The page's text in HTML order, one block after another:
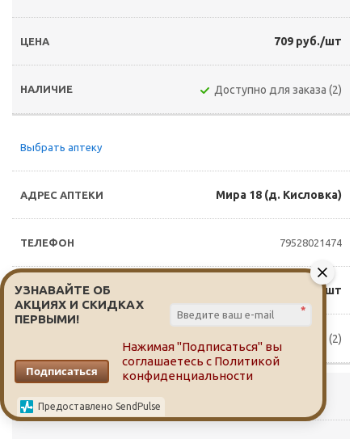
709 руб./шт
Доступно для заказа (2)
Выбрать аптеку
Мира 18 (д. Кисловка)
79528021474
675 руб./шт
Доступно для заказа (2)
УЗНАВАЙТЕ ОБ
АКЦИЯХ И СКИДКАХ
ПЕРВЫМИ!
*
Подписаться
Нажимая "Подписаться" вы
соглашаетесь с Политикой
конфиденциальности
Предоставлено SendPulse